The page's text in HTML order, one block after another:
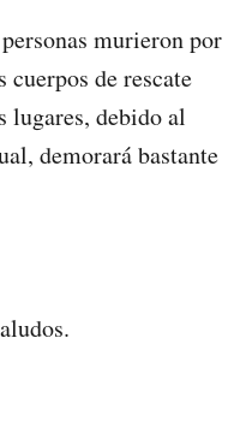
murieron por
de rescate
lugares, debido al
demorará bastante